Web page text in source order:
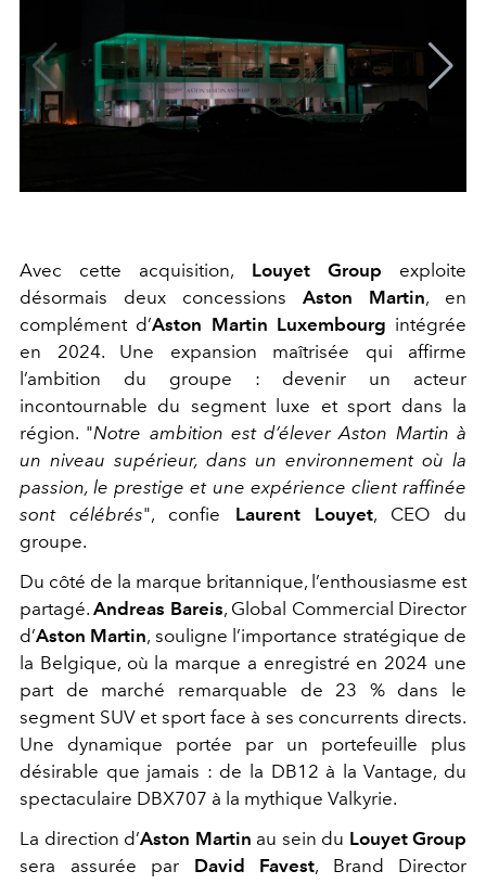
Avec cette acquisition, Louyet Group exploite
désormais deux concessions Aston Martin, en
complément d’Aston Martin Luxembourg intégrée
en 2024. Une expansion maîtrisée qui affirme
l’ambition du groupe : devenir un acteur
incontournable du segment luxe et sport dans la
région. "Notre ambition est d’élever Aston Martin à
un niveau supérieur, dans un environnement où la
passion, le prestige et une expérience client raffinée
sont célébrés", confie Laurent Louyet, CEO du
groupe.
Du côté de la marque britannique, l’enthousiasme est
partagé.Andreas Bareis, Global Commercial Director
d’Aston Martin, souligne l’importance stratégique de
la Belgique, où la marque a enregistré en 2024 une
part de marché remarquable de 23 % dans le
segment SUV et sport face à ses concurrents directs.
Une dynamique portée par un portefeuille plus
désirable que jamais : de la DB12 à la Vantage, du
spectaculaire DBX707 à la mythique Valkyrie.
La direction d’Aston Martin au sein du Louyet Group
sera assurée par David Favest, Brand Director